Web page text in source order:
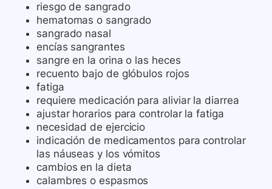
riesgo de sangrado
hematomas o sangrado
sangrado nasal
encías sangrantes
sangre en la orina o las heces
recuento bajo de glóbulos rojos
fatiga
requiere medicación para aliviar la diarrea
ajustar horarios para controlar la fatiga
necesidad de ejercicio
indicación de medicamentos para controlar
las náuseas y los vómitos
cambios en la dieta
calambres o espasmos